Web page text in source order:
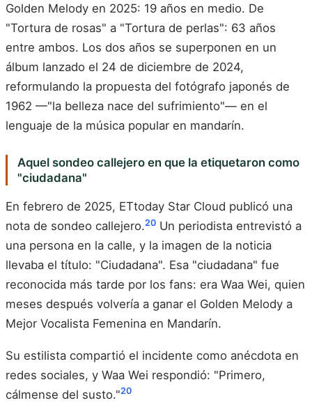
Golden Melody en 2025: 19 años en medio. De
"Tortura de rosas" a "Tortura de perlas": 63 años
entre ambos. Los dos años se superponen en un
álbum lanzado el 24 de diciembre de 2024,
reformulando la propuesta del fotógrafo japonés de
1962 —"la belleza nace del sufrimiento"— en el
lenguaje de la música popular en mandarín.
Aquel sondeo callejero en que la etiquetaron como
"ciudadana"
En febrero de 2025, ETtoday Star Cloud publicó una
nota de sondeo callejero.20 Un periodista entrevistó a
una persona en la calle, y la imagen de la noticia
llevaba el título: "Ciudadana". Esa "ciudadana" fue
reconocida más tarde por los fans: era Waa Wei, quien
meses después volvería a ganar el Golden Melody a
Mejor Vocalista Femenina en Mandarín.
Su estilista compartió el incidente como anécdota en
redes sociales, y Waa Wei respondió: "Primero,
cálmense del susto."20